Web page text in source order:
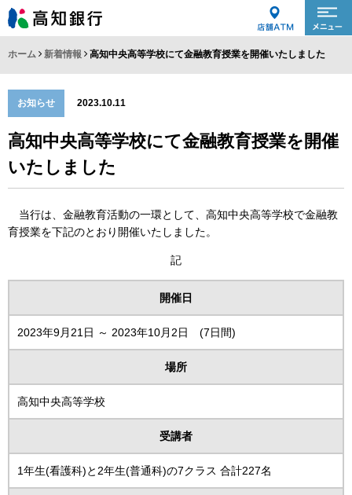
ホーム 新着情報 高知中央高等学校にて金融教育授業を開催いたしました
お知らせ 2023.10.11
高知中央高等学校にて金融教育授業を開催
いたしました
当行は、金融教育活動の一環として、高知中央高等学校で金融教
育授業を下記のとおり開催いたしました。
記
開催日
2023年9月21日 ～ 2023年10月2日 (7日間)
場所
高知中央高等学校
受講者
1年生(看護科)と2年生(普通科)の7クラス 合計227名